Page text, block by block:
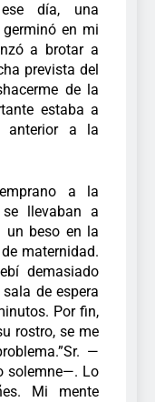
día, una
en mi
a brotar a
prevista del
de la
estaba a
anterior a la
a la
llevaban a
un beso en la
maternidad.
demasiado
de espera
Por fin,
rostro, se me
—
solemne—. Lo
Mi mente